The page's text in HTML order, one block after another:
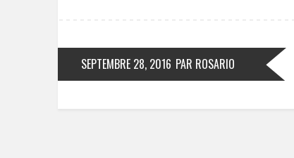
SEPTEMBRE 28, 2016 PAR ROSARIO